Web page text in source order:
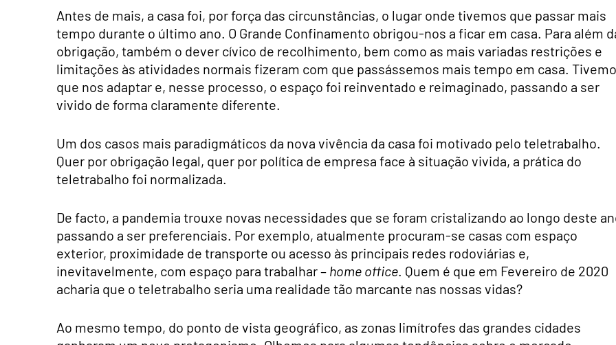
Antes de mais, a casa foi, por força das circunstâncias, o lugar onde tivemos que passar mais
tempo durante o último ano. O Grande Confinamento obrigou-nos a ficar em casa. Para além
obrigação, também o dever cívico de recolhimento, bem como as mais variadas restrições e
limitações às atividades normais fizeram com que passássemos mais tempo em casa.
que nos adaptar e, nesse processo, o espaço foi reinventado e reimaginado, passando a ser
vivido de forma claramente diferente.
Um dos casos mais paradigmáticos da nova vivência da casa foi motivado pelo teletrabalho.
Quer por obrigação legal, quer por política de empresa face à situação vivida, a prática do
teletrabalho foi normalizada.
De facto, a pandemia trouxe novas necessidades que se foram cristalizando ao longo deste
passando a ser preferenciais. Por exemplo, atualmente procuram-se casas com espaço
exterior, proximidade de transporte ou acesso às principais redes rodoviárias e,
inevitavelmente, com espaço para trabalhar – home office. Quem é que em Fevereiro de 2020
acharia que o teletrabalho seria uma realidade tão marcante nas nossas vidas?
Ao mesmo tempo, do ponto de vista geográfico, as zonas limítrofes das grandes cidades